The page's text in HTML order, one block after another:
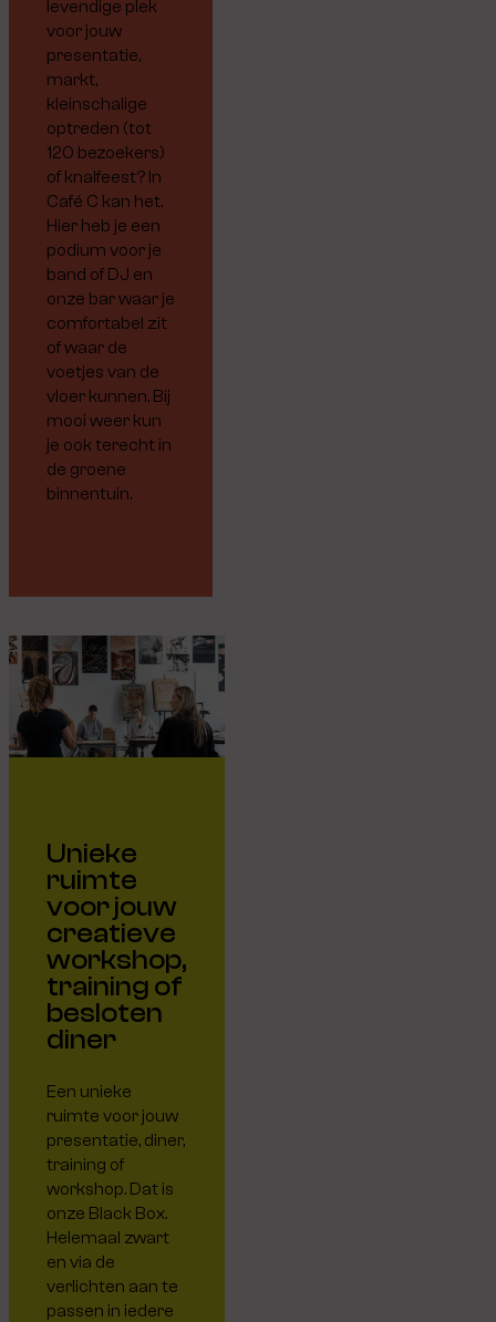
levendige plek
voor jouw
presentatie,
markt,
kleinschalige
optreden (tot
120 bezoekers)
of knalfeest? In
Café C kan het.
Hier heb je een
podium voor je
band of DJ en
onze bar waar je
comfortabel zit
of waar de
voetjes van de
vloer kunnen. Bij
mooi weer kun
je ook terecht in
de groene
binnentuin.
Unieke
ruimte
voor jouw
creatieve
workshop,
training of
besloten
diner
Een unieke
ruimte voor jouw
presentatie, diner,
training of
workshop. Dat is
onze Black Box.
Helemaal zwart
en via de
verlichten aan te
passen in iedere